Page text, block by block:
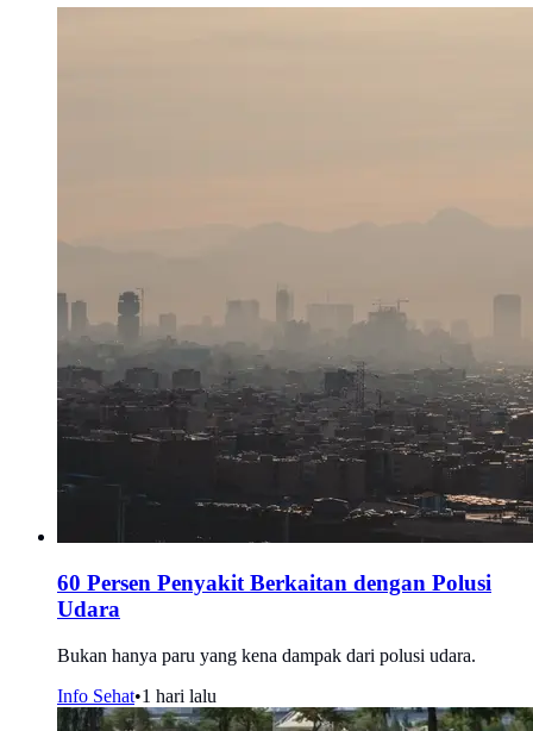
60 Persen Penyakit Berkaitan dengan Polusi
Udara
Bukan hanya paru yang kena dampak dari polusi udara.
Info Sehat•1 hari lalu